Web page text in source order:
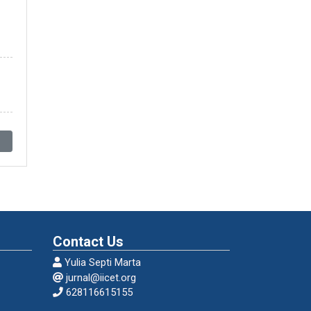
Contact Us
Yulia Septi Marta
jurnal@iicet.org
628116615155